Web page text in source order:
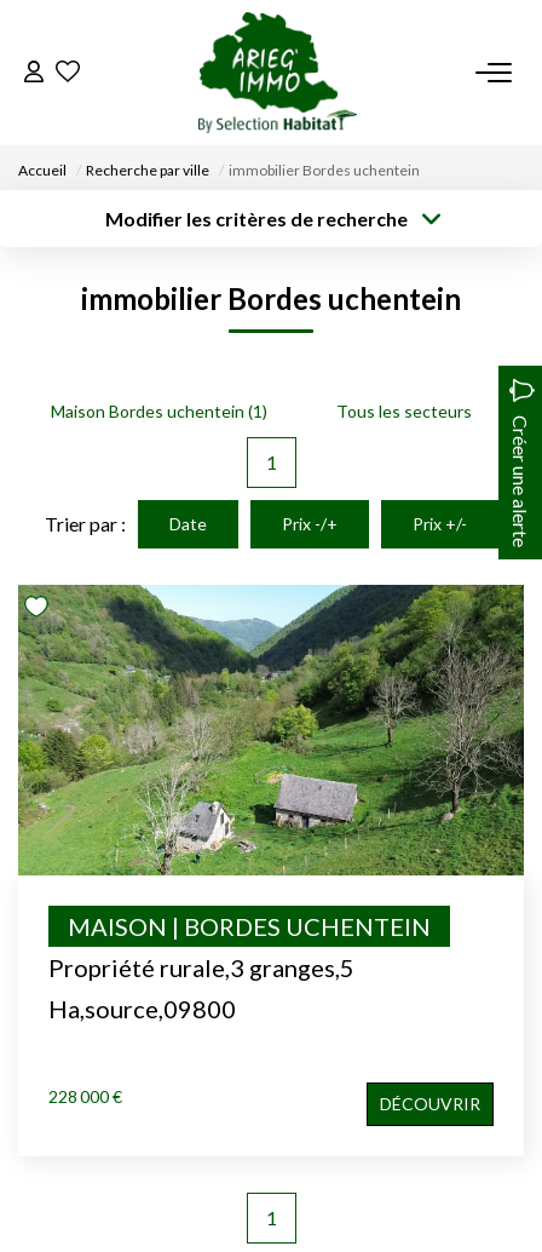
ACCUEIL
DÉPOSEZ VOTRE RECHERCHE
NOUS REJOINDRE
CONTACT
EN
Accueil Recherche par ville immobilier Bordes uchentein
Modifier les critères de recherche
Type de bien
immobilier Bordes uchentein
Maison Bordes uchentein (1) Tous les secteurs
Créer une alerte
1
Trier par : Date Prix -/+ Prix +/-
Propriété rurale,3 granges,5
Ha,source,09800
MAISON | BORDES UCHENTEIN
228 000 € DÉCOUVRIR
1